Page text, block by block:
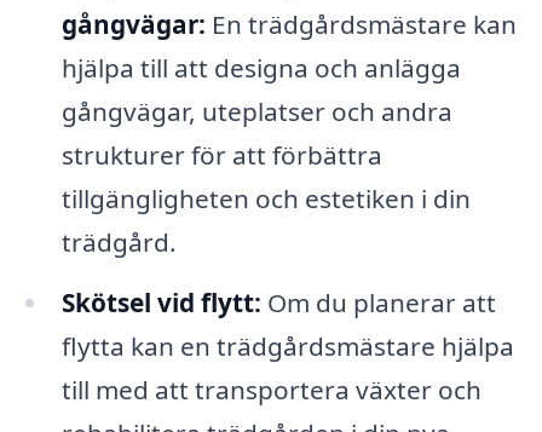
gångvägar: En trädgårdsmästare kan
hjälpa till att designa och anlägga
gångvägar, uteplatser och andra
strukturer för att förbättra
tillgängligheten och estetiken i din
trädgård.
Skötsel vid flytt: Om du planerar att
flytta kan en trädgårdsmästare hjälpa
till med att transportera växter och